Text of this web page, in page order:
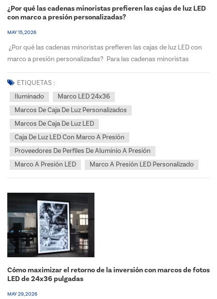
¿Por qué las cadenas minoristas prefieren las cajas de luz LED
con marco a presión personalizadas?
MAY 15, 2026
¿Por qué las cadenas minoristas prefieren las cajas de luz LED con
marco a presión personalizadas? Para las cadenas minoristas
nacionales y regionales de EE. UU. y Canadá, la señalización en tienda
es más que decoración: es un impulsor de ventas crítico, un punto
de contacto con la marca y una her...
ETIQUETAS :
Iluminado
Marco LED 24x36
Marcos De Caja De Luz Personalizados
Marcos De Caja De Luz LED
Caja De Luz LED Con Marco A Presión
Proveedores De Perfiles De Aluminio A Presión
Marco A Presión LED
Marco A Presión LED Personalizado
Cómo maximizar el retorno de la inversión con marcos de fotos
LED de 24x36 pulgadas
MAY 29, 2026